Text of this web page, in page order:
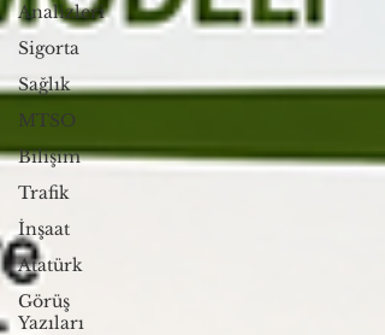
Analizleri
Sigorta
Sağlık
MTSO
Bilişim
Trafik
İnşaat
Atatürk
Görüş
Yazıları